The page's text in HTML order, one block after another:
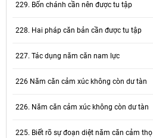
229. Bốn chánh cần nên được tu tập
228. Hai pháp căn bản cần được tu tập
227. Tác dụng năm căn nam lực
226 Năm căn cảm xúc không còn dư tàn
226. Năm căn cảm xúc không còn dư tàn
225. Biết rõ sự đoạn diệt năm căn cảm thọ